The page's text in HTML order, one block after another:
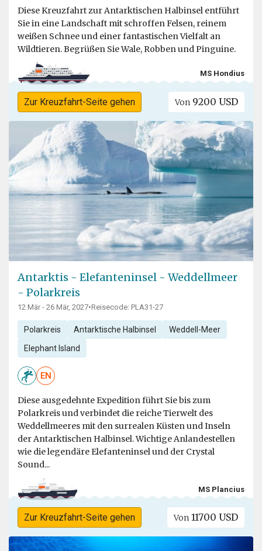
Diese Kreuzfahrt zur Antarktischen Halbinsel entführt
Sie in eine Landschaft mit schroffen Felsen, reinem
weißen Schnee und einer fantastischen Vielfalt an
Wildtieren. Begrüßen Sie Wale, Robben und Pinguine.
MS Hondius
Zur Kreuzfahrt-Seite gehen Von 9200 USD
Antarktis - Elefanteninsel - Weddellmeer
- Polarkreis
12 Mär - 26 Mär, 2027•Reisecode: PLA31-27
Polarkreis Antarktische Halbinsel Weddell-Meer
Elephant Island
EN
Diese ausgedehnte Expedition führt Sie bis zum
Polarkreis und verbindet die reiche Tierwelt des
Weddellmeeres mit den surrealen Küsten und Inseln
der Antarktischen Halbinsel. Wichtige Anlandestellen
wie die legendäre Elefanteninsel und der Crystal
Sound...
MS Plancius
Zur Kreuzfahrt-Seite gehen Von 11700 USD